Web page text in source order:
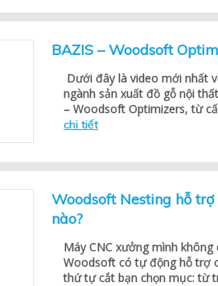
BAZIS – Woodsoft
Dưới đây là video mới nhất
ngành sản xuất đồ gỗ nội
– Woodsoft Optimizers, từ
chi tiết
Woodsoft Nesting hỗ
nào?
Máy CNC xưởng mình
Woodsoft có tự động hỗ trợ
thứ tự cắt bạn chọn mục: từ